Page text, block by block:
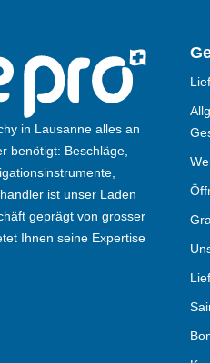
in Lausanne alles an
benötigt: Beschläge,
ist unser Laden
geprägt von grosser
Ihnen seine Expertise